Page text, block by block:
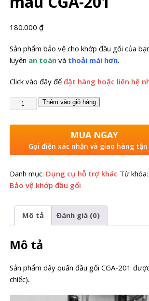
180.000 ₫
Sản phẩm bảo vệ cho khớp đầu gối của
luyện an toàn và thoải mái hơn.
Click vào đây để đặt hàng hoặc liên hệ
Thêm vào giỏ hàng
MUA NGAY
Gọi điện xác nhận và giao hàng
Danh mục: Dụng cụ hỗ trợ khác Từ khóa:
Bảo vệ khớp đầu gối
Mô tả Đánh giá (0)
Mô tả
Sản phẩm dây quấn đầu gối CGA-201
chiếc).